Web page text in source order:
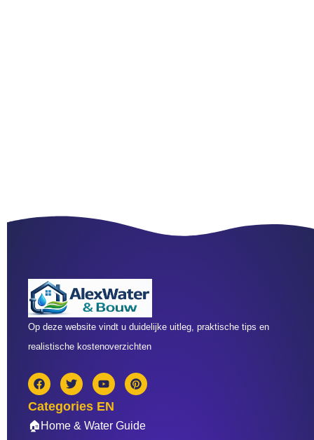
Op deze website vindt u duidelijke uitleg, praktische tips en
realistische kostenoverzichten
F
a
e
b
o
T
w
t
e
Y
o
u
t
u
b
P
i
e
r
Categories EN
🏠Home & Water Guide